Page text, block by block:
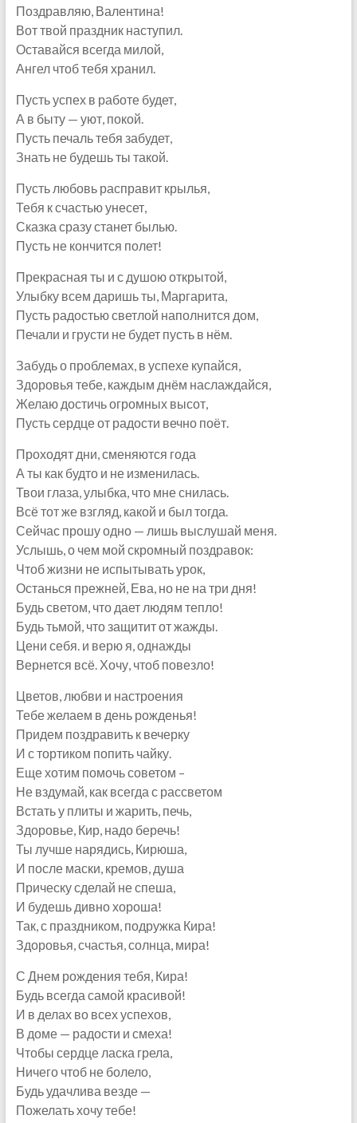
Поздравляю, Валентина!
Вот твой праздник наступил.
Оставайся всегда милой,
Ангел чтоб тебя хранил.
Пусть успех в работе будет,
А в быту — уют, покой.
Пусть печаль тебя забудет,
Знать не будешь ты такой.
Пусть любовь расправит крылья,
Тебя к счастью унесет,
Сказка сразу станет былью.
Пусть не кончится полет!
Прекрасная ты и с душою открытой,
Улыбку всем даришь ты, Маргарита,
Пусть радостью светлой наполнится дом,
Печали и грусти не будет пусть в нём.
Забудь о проблемах, в успехе купайся,
Здоровья тебе, каждым днём наслаждайся,
Желаю достичь огромных высот,
Пусть сердце от радости вечно поёт.
Проходят дни, сменяются года
А ты как будто и не изменилась.
Твои глаза, улыбка, что мне снилась.
Всё тот же взгляд, какой и был тогда.
Сейчас прошу одно — лишь выслушай меня.
Услышь, о чем мой скромный поздравок:
Чтоб жизни не испытывать урок,
Останься прежней, Ева, но не на три дня!
Будь светом, что дает людям тепло!
Будь тьмой, что защитит от жажды.
Цени себя. и верю я, однажды
Вернется всё. Хочу, чтоб повезло!
Цветов, любви и настроения
Тебе желаем в день рожденья!
Придем поздравить к вечерку
И с тортиком попить чайку.
Еще хотим помочь советом –
Не вздумай, как всегда с рассветом
Встать у плиты и жарить, печь,
Здоровье, Кир, надо беречь!
Ты лучше нарядись, Кирюша,
И после маски, кремов, душа
Прическу сделай не спеша,
И будешь дивно хороша!
Так, с праздником, подружка Кира!
Здоровья, счастья, солнца, мира!
С Днем рождения тебя, Кира!
Будь всегда самой красивой!
И в делах во всех успехов,
В доме — радости и смеха!
Чтобы сердце ласка грела,
Ничего чтоб не болело,
Будь удачлива везде —
Пожелать хочу тебе!